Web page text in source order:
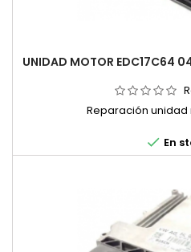
UNIDAD MOTOR EDC17C64
Reparación unidad
 En